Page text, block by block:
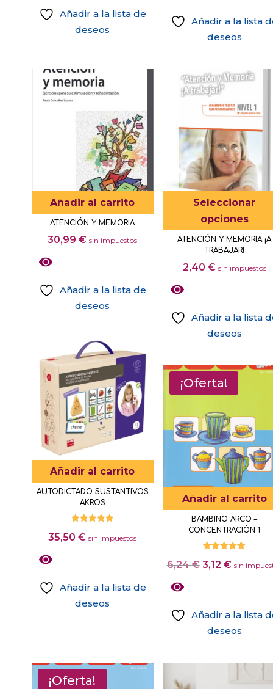
pueden
la
página
Añadir a la lista de
deseos
tiene
múltiples
variantes.
Las
opciones
se
pueden
elegir
en
la
página
Añadir a la lista
deseos
Añadir al carrito
ATENCIÓN Y MEMORIA
30,99€ sin impuestos
Añadir a la lista de
deseos
Seleccionar
opciones
ATENCIÓN Y MEMORIA ¡A
TRABAJAR!
2,40 € sin impuestos
Añadir a la lista
deseos
producto
tiene
múltiples
variantes.
Las
opciones
se
pueden
elegir
la
producto
Añadir al carrito
AUTODICTADO SUSTANTIVOS
AKROS
con
35,50€ sin impuestos
Añadir a la lista de
deseos
¡Oferta!
Añadir al carrito
BAMBINO ARCO –
CONCENTRACIÓN 1
con
6,24€ El
era:
6,24 €.
3,12 €El
es:
3,12 €.
sin
Añadir a la lista
deseos
¡Oferta!